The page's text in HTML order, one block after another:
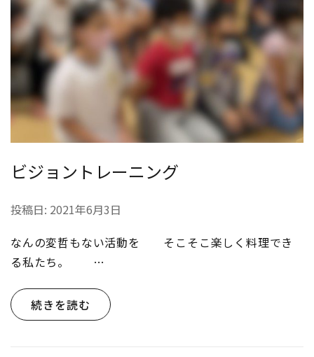
ビジョントレーニング
投稿日: 2021年6月3日
なんの変哲もない活動を そこそこ楽しく料理でき
る私たち。 …
続きを読む